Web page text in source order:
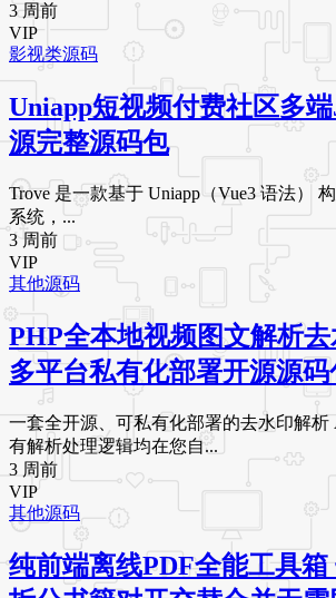
3 周前
VIP
影视类源码
Uniapp短视频付费社区多
源完整源码包
Trove 是一款基于 Uniapp（Vue3 语法）
系统，...
3 周前
VIP
其他源码
PHP全本地视频图文解析
多平台私有化部署开源源码
一套全开源、可私有化部署的去水印解析
有解析处理逻辑均在您自...
3 周前
VIP
其他源码
纯前端离线PDF全能工具